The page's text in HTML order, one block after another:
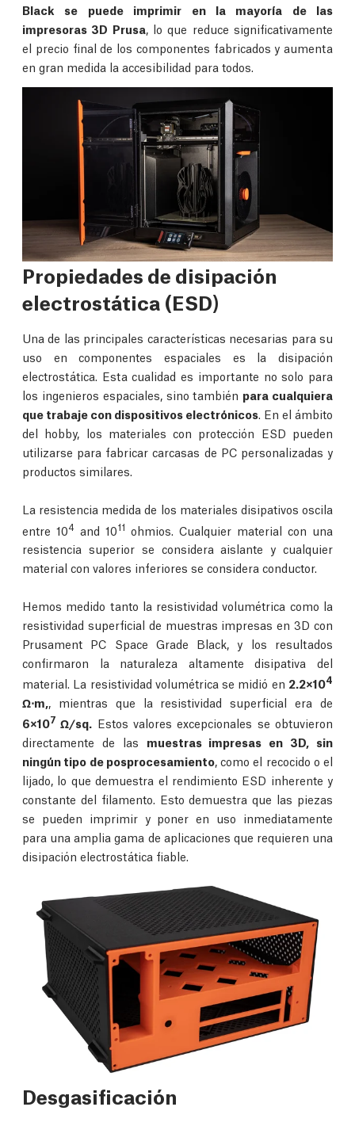
Black se puede imprimir en la mayoría de las
impresoras 3D Prusa , lo que reduce significativamente
el precio final de los componentes fabricados y aumenta
en gran medida la accesibilidad para todos.
Propiedades de disipación
electrostática (ESD)
Una de las principales características necesarias para su
uso en componentes espaciales es la disipación
electrostática. Esta cualidad es importante no solo para
los ingenieros espaciales, sino también para cualquiera
que trabaje con dispositivos electrónicos . En el ámbito
del hobby, los materiales con protección ESD pueden
utilizarse para fabricar carcasas de PC personalizadas y
productos similares.
La resistencia medida de los materiales disipativos oscila
entre 104 and 1011 ohmios. Cualquier material con una
resistencia superior se considera aislante y cualquier
material con valores inferiores se considera conductor.
Hemos medido tanto la resistividad volumétrica como la
resistividad superficial de muestras impresas en 3D con
Prusament PC Space Grade Black, y los resultados
confirmaron la naturaleza altamente disipativa del
material. La resistividad volumétrica se midió en 2.2×104
Ω⋅m,, mientras que la resistividad superficial era de
6×107 Ω/sq. Estos valores excepcionales se obtuvieron
directamente de las muestras impresas en 3D, sin
ningún tipo de posprocesamiento, como el recocido o el
lijado, lo que demuestra el rendimiento ESD inherente y
constante del filamento. Esto demuestra que las piezas
se pueden imprimir y poner en uso inmediatamente
para una amplia gama de aplicaciones que requieren una
disipación electrostática fiable.
Desgasificación